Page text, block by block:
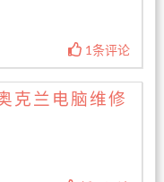
1条评论
克兰电脑维修